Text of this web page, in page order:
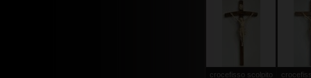
crocefisso scolpito